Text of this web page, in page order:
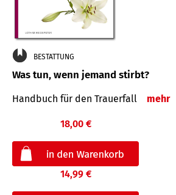
BESTATTUNG
Was tun, wenn jemand stirbt?
Handbuch für den Trauerfall mehr
18,00 €
14,99 €